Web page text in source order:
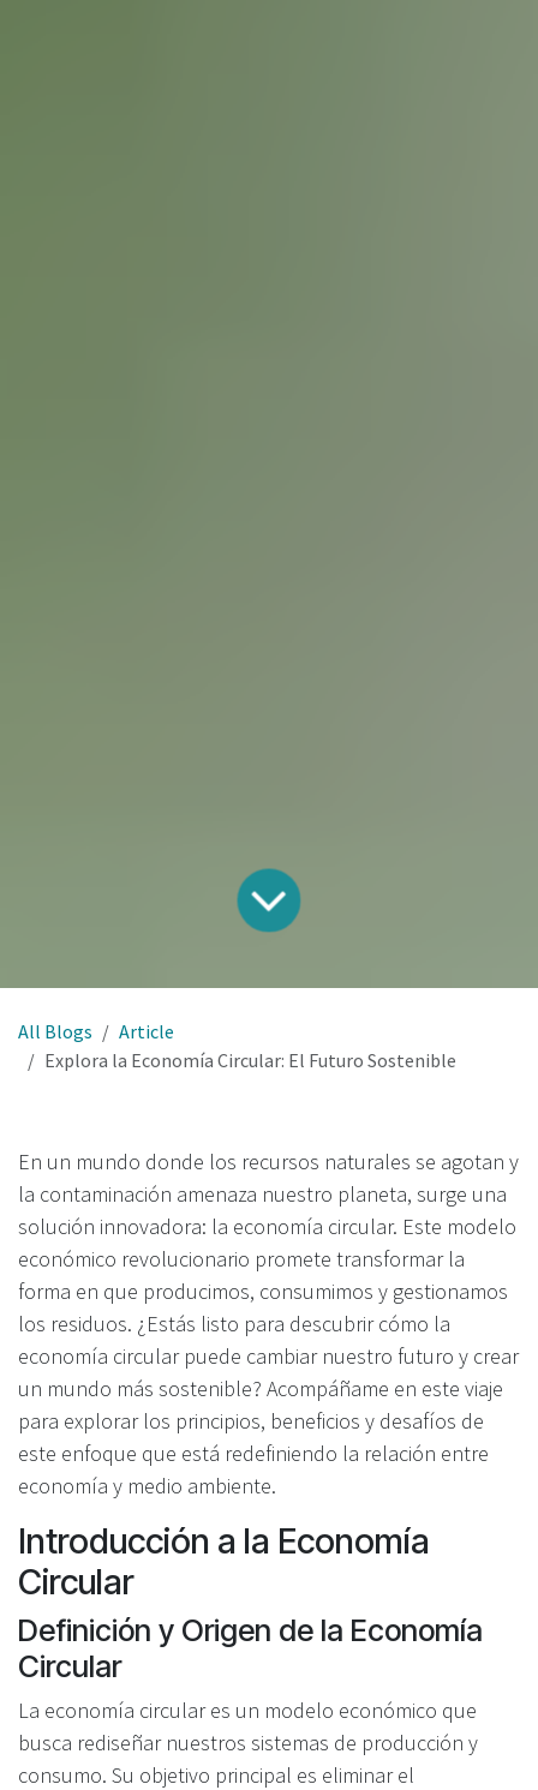
All Blogs
Article
Explora la Economía Circular: El Futuro Sostenible
En un mundo donde los recursos naturales se agotan y
la contaminación amenaza nuestro planeta, surge una
solución innovadora: la economía circular. Este modelo
económico revolucionario promete transformar la
forma en que producimos, consumimos y gestionamos
los residuos. ¿Estás listo para descubrir cómo la
economía circular puede cambiar nuestro futuro y crear
un mundo más sostenible? Acompáñame en este viaje
para explorar los principios, beneficios y desafíos de
este enfoque que está redefiniendo la relación entre
economía y medio ambiente.
Introducción a la Economía
Circular
Definición y Origen de la Economía
Circular
La economía circular es un modelo económico que
busca rediseñar nuestros sistemas de producción y
consumo. Su objetivo principal es eliminar el